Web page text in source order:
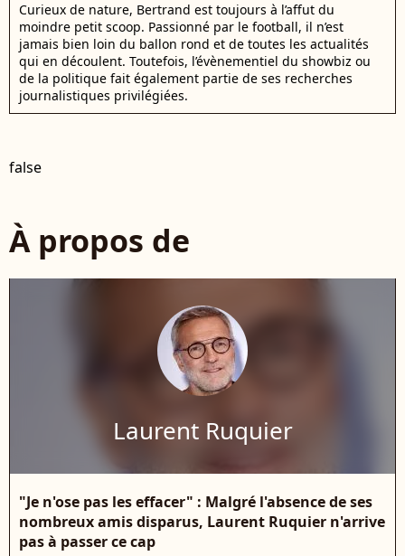
Curieux de nature, Bertrand est toujours à l’affut du
moindre petit scoop. Passionné par le football, il n’est
jamais bien loin du ballon rond et de toutes les actualités
qui en découlent. Toutefois, l’évènementiel du showbiz ou
de la politique fait également partie de ses recherches
journalistiques privilégiées.
false
À propos de
Laurent Ruquier
"Je n'ose pas les effacer" : Malgré l'absence de ses
nombreux amis disparus, Laurent Ruquier n'arrive
pas à passer ce cap